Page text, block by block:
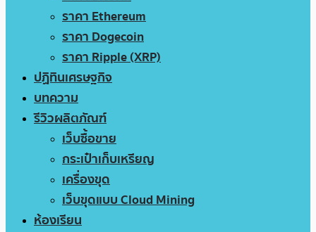
ราคา Ethereum
ราคา Dogecoin
ราคา Ripple (XRP)
ปฏิทินเศรษฐกิจ
บทความ
รีวิวผลิตภัณฑ์
เว็บซื้อขาย
กระเป๋าเก็บเหรียญ
เครื่องขุด
เว็บขุดแบบ Cloud Mining
ห้องเรียน